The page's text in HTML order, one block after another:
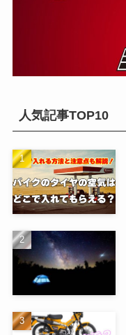
人気記事TOP10